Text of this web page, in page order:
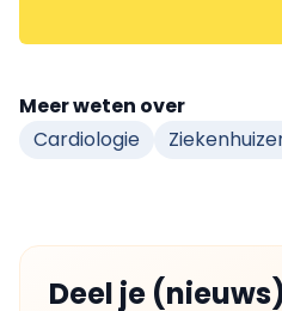
Meer weten over
Cardiologie
Deel je